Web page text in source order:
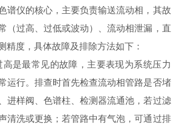
谱仪的核心，主要负责输送流动相，其故
（过高、过低或波动）、流动相泄漏，直
精度，具体故障及排除方法如下：
是最常见的故障，主要表现为系统压力
运行。排查时首先检查流动相管路是否堵
进样阀、色谱柱、检测器流通池，若过滤
清洗或更换；若管路中有气泡，可通过排